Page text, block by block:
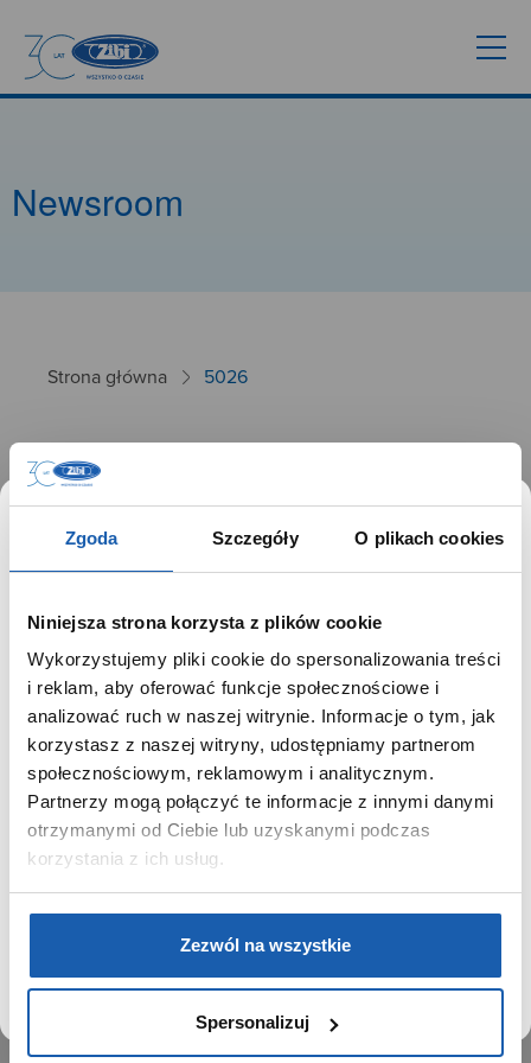
Zgoda Szczegóły O plikach cookies
Niniejsza strona korzysta z plików cookie
Wykorzystujemy pliki cookie do spersonalizowania treści
i reklam, aby oferować funkcje społecznościowe i
analizować ruch w naszej witrynie. Informacje o tym, jak
korzystasz z naszej witryny, udostępniamy partnerom
społecznościowym, reklamowym i analitycznym.
Partnerzy mogą połączyć te informacje z innymi danymi
otrzymanymi od Ciebie lub uzyskanymi podczas
korzystania z ich usług.
Zezwól na wszystkie
Spersonalizuj
Newsroom
Strona główna 5026
5026
26.09.2024
GRUPA ZIBI
Historia
Misja, wizja i wartości Grupy Zibi
Ważne daty
Kariera
Zgoda na ciasteczka
PRODUKTY
Kalkulatory
SIECI SPRZEDAŻY
SZANOWNY UŻYTKOWNIKU,
SZANOWNA UŻYTKOWNICZKO
Używamy plików cookie w celach analitycznych,
statystycznych i marketingowych, w tym aby analizować
ruch w tej witrynie, optymalizować jej działanie oraz
zapamiętywać Twoje preferencje.